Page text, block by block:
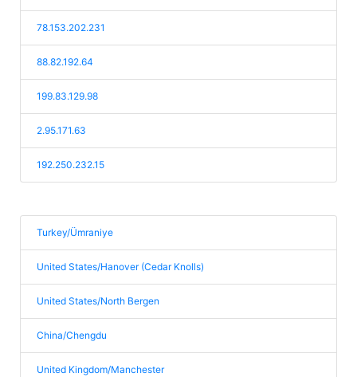
78.153.202.231
88.82.192.64
199.83.129.98
2.95.171.63
192.250.232.15
Turkey/Ümraniye
United States/Hanover (Cedar Knolls)
United States/North Bergen
China/Chengdu
United Kingdom/Manchester